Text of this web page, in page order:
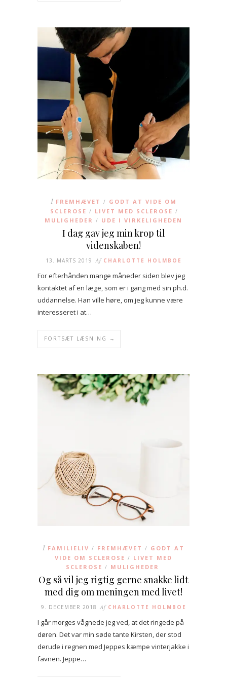
I FREMHÆVET /
GODT AT VIDE OM
SCLEROSE / LIVET MED SCLEROSE /
MULIGHEDER / UDE I VIRKELIGHEDEN
I dag gav jeg min krop til
videnskaben!
13. MARTS 2019 Af CHARLOTTE HOLMBOE
For efterhånden mange måneder siden blev jeg
kontaktet af en læge, som er i gang med sin ph.d.
uddannelse. Han ville høre, om jeg kunne være
interesseret i at…
FORTSÆT LÆSNING →
I FAMILIELIV / FREMHÆVET / GODT AT
VIDE OM SCLEROSE / LIVET MED
SCLEROSE / MULIGHEDER
Og så vil jeg rigtig gerne snakke lidt
med dig om meningen med livet!
9. DECEMBER 2018 Af CHARLOTTE HOLMBOE
I går morges vågnede jeg ved, at det ringede på
døren. Det var min søde tante Kirsten, der stod
derude i regnen med Jeppes kæmpe vinterjakke i
favnen. Jeppe…